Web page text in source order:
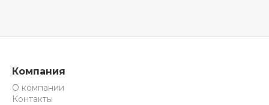
Компания
О компании
Контакты